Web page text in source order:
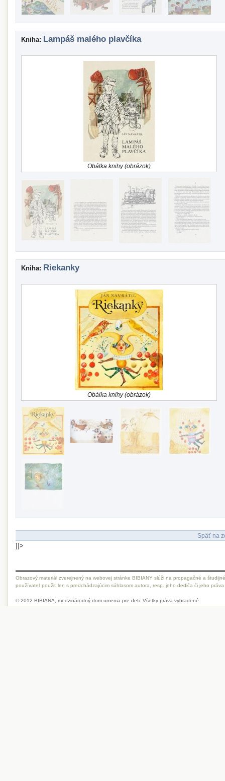
Kniha: Lampáš malého plavčíka
Obálka knihy (obrázok)
Kniha: Riekanky
Obálka knihy (obrázok)
Späť na
]]>
Obrazový materiál zverejnený na webovej stránke BIBIANY slúži na propagačné a
používateľ použiť len s predchádzajúcim súhlasom autora, resp. jeho dediča či jeho
© 2012 BIBIANA, medzinárodný dom umenia pre deti. Všetky práva vyhradené.